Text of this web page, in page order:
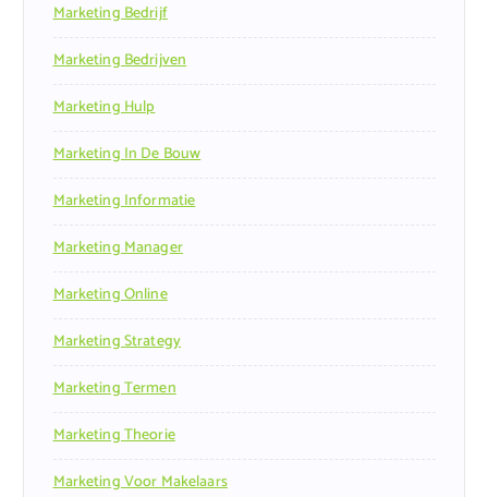
Marketing Bedrijf
Marketing Bedrijven
Marketing Hulp
Marketing In De Bouw
Marketing Informatie
Marketing Manager
Marketing Online
Marketing Strategy
Marketing Termen
Marketing Theorie
Marketing Voor Makelaars